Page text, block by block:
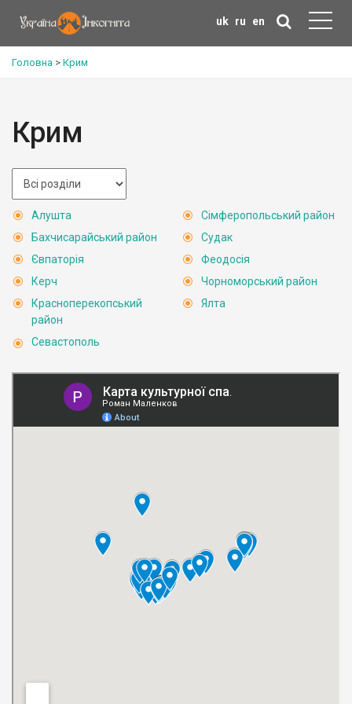
uk ru en
Головна > Крим
Крим
Алушта
Бахчисарайський район
Євпаторія
Керч
Красноперекопський
район
Севастополь
Сімферопольський район
Судак
Феодосія
Чорноморський район
Ялта